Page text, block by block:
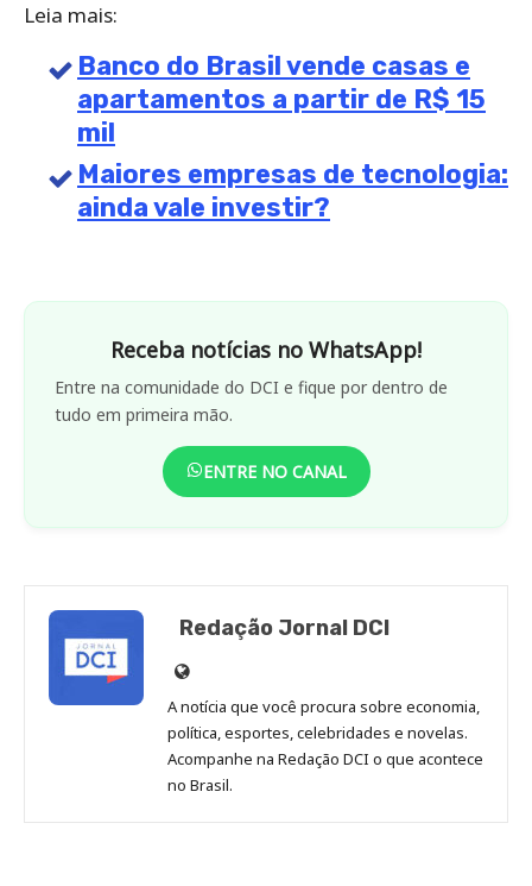
Leia mais:
Banco do Brasil vende casas e
apartamentos a partir de R$ 15
mil
Maiores empresas de tecnologia:
ainda vale investir?
Receba notícias no WhatsApp!
Entre na comunidade do DCI e fique por dentro de
tudo em primeira mão.
ENTRE NO CANAL
Redação Jornal DCI
Site
de
Redação
Jornal
DCI
A notícia que você procura sobre economia,
política, esportes, celebridades e novelas.
Acompanhe na Redação DCI o que acontece
no Brasil.